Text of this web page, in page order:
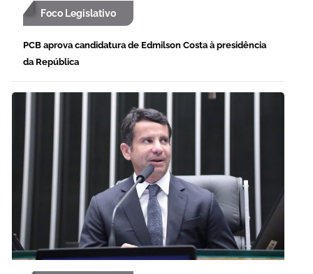
Foco Legislativo
PCB aprova candidatura de Edmilson Costa à presidência
da República